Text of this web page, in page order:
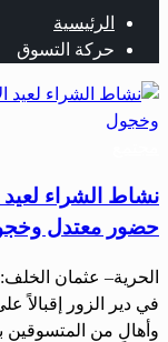
الرئيسية
حركة التسوق
نشاط الشراء لعيد
حضور معتدل
الحرية– عثمان
في دير الزور إقبالاً
وأهالٍ من المتسوقين